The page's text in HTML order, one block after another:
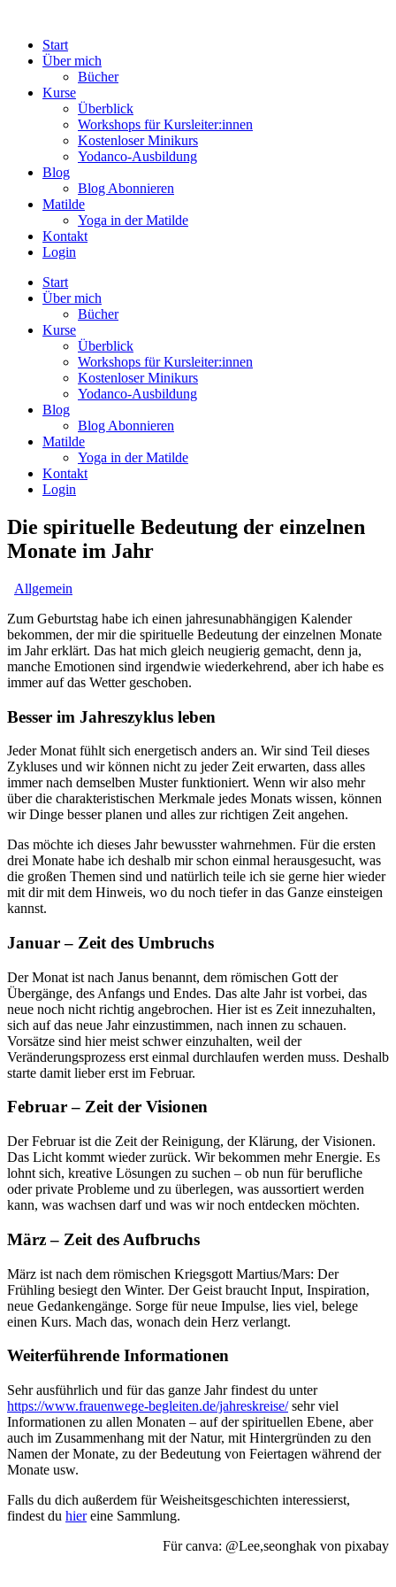
Start
Über mich
Bücher
Kurse
Überblick
Workshops für Kursleiter:innen
Kostenloser Minikurs
Yodanco-Ausbildung
Blog
Blog Abonnieren
Matilde
Yoga in der Matilde
Kontakt
Login
Start
Über mich
Bücher
Kurse
Überblick
Workshops für Kursleiter:innen
Kostenloser Minikurs
Yodanco-Ausbildung
Blog
Blog Abonnieren
Matilde
Yoga in der Matilde
Kontakt
Login
Die spirituelle Bedeutung der einzelnen
Monate im Jahr
Allgemein
Zum Geburtstag habe ich einen jahresunabhängigen Kalender
bekommen, der mir die spirituelle Bedeutung der einzelnen Monate
im Jahr erklärt. Das hat mich gleich neugierig gemacht, denn ja,
manche Emotionen sind irgendwie wiederkehrend, aber ich habe es
immer auf das Wetter geschoben.
Besser im Jahreszyklus leben
Jeder Monat fühlt sich energetisch anders an. Wir sind Teil dieses
Zykluses und wir können nicht zu jeder Zeit erwarten, dass alles
immer nach demselben Muster funktioniert. Wenn wir also mehr
über die charakteristischen Merkmale jedes Monats wissen, können
wir Dinge besser planen und alles zur richtigen Zeit angehen.
Das möchte ich dieses Jahr bewusster wahrnehmen. Für die ersten
drei Monate habe ich deshalb mir schon einmal herausgesucht, was
die großen Themen sind und natürlich teile ich sie gerne hier wieder
mit dir mit dem Hinweis, wo du noch tiefer in das Ganze einsteigen
kannst.
Januar – Zeit des Umbruchs
Der Monat ist nach Janus benannt, dem römischen Gott der
Übergänge, des Anfangs und Endes. Das alte Jahr ist vorbei, das
neue noch nicht richtig angebrochen. Hier ist es Zeit innezuhalten,
sich auf das neue Jahr einzustimmen, nach innen zu schauen.
Vorsätze sind hier meist schwer einzuhalten, weil der
Veränderungsprozess erst einmal durchlaufen werden muss. Deshalb
starte damit lieber erst im Februar.
Februar – Zeit der Visionen
Der Februar ist die Zeit der Reinigung, der Klärung, der Visionen.
Das Licht kommt wieder zurück. Wir bekommen mehr Energie. Es
lohnt sich, kreative Lösungen zu suchen – ob nun für berufliche
oder private Probleme und zu überlegen, was aussortiert werden
kann, was wachsen darf und was wir noch entdecken möchten.
März – Zeit des Aufbruchs
März ist nach dem römischen Kriegsgott Martius/Mars: Der
Frühling besiegt den Winter. Der Geist braucht Input, Inspiration,
neue Gedankengänge. Sorge für neue Impulse, lies viel, belege
einen Kurs. Mach das, wonach dein Herz verlangt.
Weiterführende Informationen
Sehr ausführlich und für das ganze Jahr findest du unter
https://www.frauenwege-begleiten.de/jahreskreise/sehr viel
Informationen zu allen Monaten – auf der spirituellen Ebene, aber
auch im Zusammenhang mit der Natur, mit Hintergründen zu den
Namen der Monate, zu der Bedeutung von Feiertagen während der
Monate usw.
Falls du dich außerdem für Weisheitsgeschichten interessierst,
findest du hiereine Sammlung.
Für canva: @Lee,seonghak von pixabay